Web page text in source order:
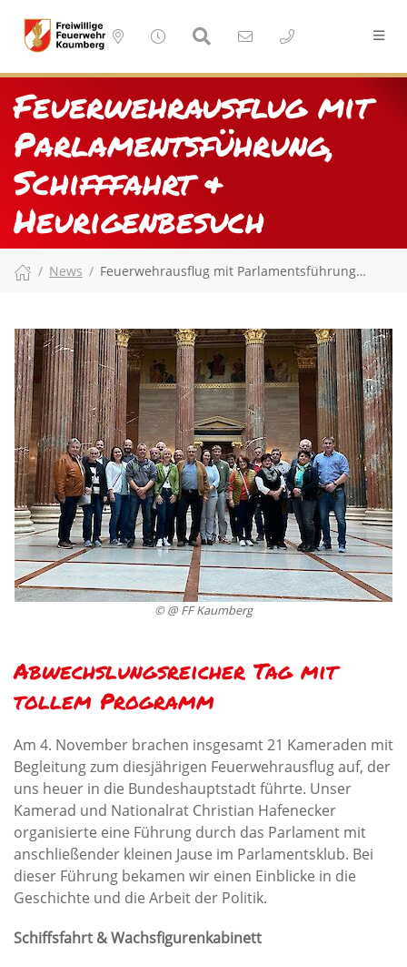
Feuerwehrausflug mit
Parlamentsführung,
Schifffahrt &
Heurigenbesuch
News Feuerwehrausflug mit Parlamentsführung…
© @ FF Kaumberg
Abwechslungsreicher Tag mit
tollem Programm
Am 4. November brachen insgesamt 21 Kameraden mit
Begleitung zum diesjährigen Feuerwehrausflug auf, der
uns heuer in die Bundeshauptstadt führte. Unser
Kamerad und Nationalrat Christian Hafenecker
organisierte eine Führung durch das Parlament mit
anschließender kleinen Jause im Parlamentsklub. Bei
dieser Führung bekamen wir einen Einblicke in die
Geschichte und die Arbeit der Politik.
Schiffsfahrt & Wachsfigurenkabinett